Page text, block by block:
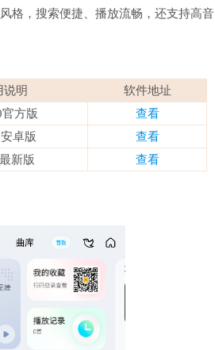
格，搜索便捷、播放流畅，还支持高音
说明
软件地址
官方版
查看
卓版
查看
新版 查看